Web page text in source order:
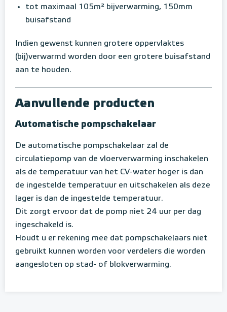
tot maximaal 105m² bijverwarming, 150mm
buisafstand
Indien gewenst kunnen grotere oppervlaktes
(bij)verwarmd worden door een grotere buisafstand
aan te houden.
Aanvullende producten
Automatische pompschakelaar
De automatische pompschakelaar zal de
circulatiepomp van de vloerverwarming inschakelen
als de temperatuur van het CV-water hoger is dan
de ingestelde temperatuur en uitschakelen als deze
lager is dan de ingestelde temperatuur.
Dit zorgt ervoor dat de pomp niet 24 uur per dag
ingeschakeld is.
Houdt u er rekening mee dat pompschakelaars niet
gebruikt kunnen worden voor verdelers die worden
aangesloten op stad- of blokverwarming.